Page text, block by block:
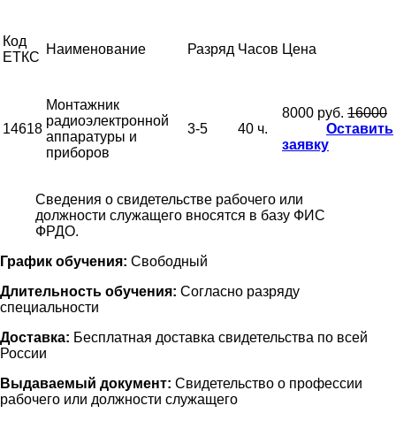
Код
ЕТКС
Наименование Разряд Часов Цена
14618
Монтажник
радиоэлектронной
аппаратуры и
приборов
3-5 40 ч.
8000 руб. 16000
Оставить
заявку
Сведения о свидетельстве рабочего или
должности служащего вносятся в базу ФИС
ФРДО.
График обучения: Свободный
Длительность обучения: Согласно разряду
специальности
Доставка: Бесплатная доставка свидетельства по всей
России
Выдаваемый документ: Свидетельство о профессии
рабочего или должности служащего